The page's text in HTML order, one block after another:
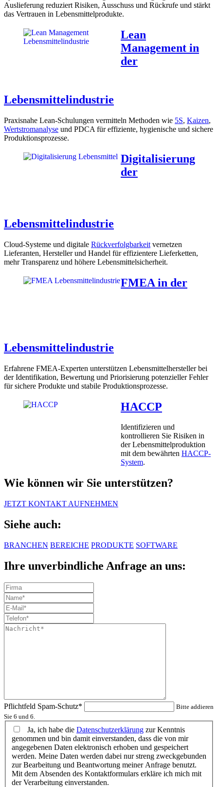
Auslieferung reduziert Risiken, Ausschuss und Rückrufe und stärkt
das Vertrauen in Lebensmittelprodukte.
Lean
Management in
der
Lebensmittelindustrie
Praxisnahe Lean-Schulungen vermitteln Methoden wie 5S, Kaizen,
Wertstromanalyse und PDCA für effiziente, hygienische und sichere
Produktionsprozesse.
Digitalisierung
der
Lebensmittelindustrie
Cloud-Systeme und digitale Rückverfolgbarkeit vernetzen
Lieferanten, Hersteller und Handel für effizientere Lieferketten,
mehr Transparenz und höhere Lebensmittelsicherheit.
FMEA in der
Lebensmittelindustrie
Erfahrene FMEA-Experten unterstützen Lebensmittelhersteller bei
der Identifikation, Bewertung und Priorisierung potenzieller Fehler
für sichere Produkte und stabile Produktionsprozesse.
HACCP
Identifizieren und
kontrollieren Sie Risiken in
der Lebensmittelproduktion
mit dem bewährten HACCP-
System.
Wie können wir Sie unterstützen?
JETZT KONTAKT AUFNEHMEN
Siehe auch:
BRANCHEN BEREICHE PRODUKTE SOFTWARE
Ihre unverbindliche Anfrage an uns:
Pflichtfeld Spam-Schutz*
Bitte addieren
Sie 6 und 6.
Ja, ich habe die Datenschutzerklärung zur Kenntnis
genommen und bin damit einverstanden, dass die von mir
angegebenen Daten elektronisch erhoben und gespeichert
werden. Meine Daten werden dabei nur streng zweckgebunden
zur Bearbeitung und Beantwortung meiner Anfrage benutzt.
Mit dem Absenden des Kontaktformulars erkläre ich mich mit
der Verarbeitung einverstanden.